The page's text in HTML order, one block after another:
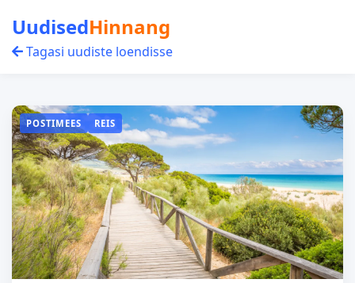
UudisedHinnang
Tagasi uudiste loendisse
POSTIMEES REIS